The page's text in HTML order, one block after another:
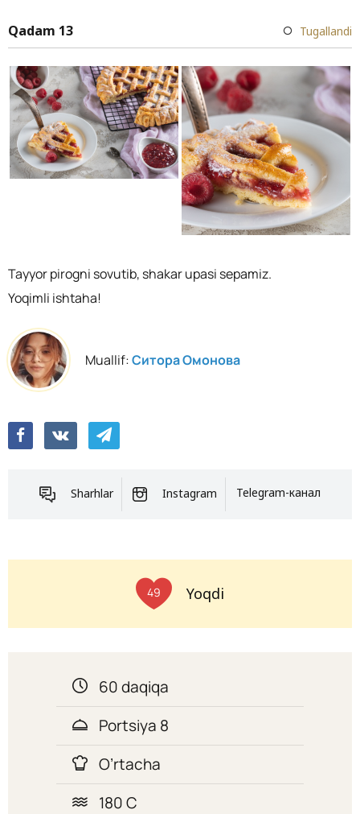
Qadam 13 Tugallandi
Tayyor pirogni sovutib, shakar upasi sepamiz.
Yoqimli ishtaha!
Muallif:Ситора Омонова
Sharhlar Instagram Telegram-канал
49 Yoqdi
60 daqiqa
Portsiya 8
O’rtacha
180 C